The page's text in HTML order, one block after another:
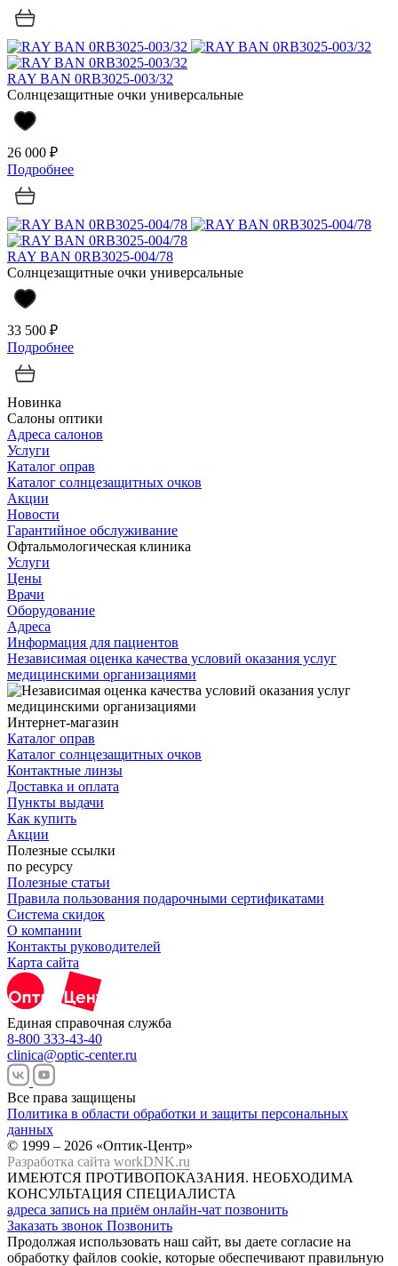
RAY BAN 0RB3025-003/32
Солнцезащитные очки универсальные
26 000 ₽
Подробнее
RAY BAN 0RB3025-004/78
Солнцезащитные очки универсальные
33 500 ₽
Подробнее
Новинка
Салоны оптики
Адреса салонов
Услуги
Каталог оправ
Каталог солнцезащитных очков
Акции
Новости
Гарантийное обслуживание
Офтальмологическая клиника
Услуги
Цены
Врачи
Оборудование
Адреса
Информация для пациентов
Независимая оценка качества условий оказания услуг
медицинскими организациями
Интернет-магазин
Каталог оправ
Каталог солнцезащитных очков
Контактные линзы
Доставка и оплата
Пункты выдачи
Как купить
Акции
Полезные ссылки
по ресурсу
Полезные статьи
Правила пользования подарочными сертификатами
Система скидок
О компании
Контакты руководителей
Карта сайта
Единая справочная служба
8-800 333-43-40
clinica@optic-center.ru
Все права защищены
Политика в области обработки и защиты персональных
данных
© 1999 – 2026 «Оптик-Центр»
Разработка сайта workDNK.ru
ИМЕЮТСЯ ПРОТИВОПОКАЗАНИЯ. НЕОБХОДИМА
КОНСУЛЬТАЦИЯ СПЕЦИАЛИСТА
адреса запись на приём онлайн-чат позвонить
Заказать звонок Позвонить
Продолжая использовать наш сайт, вы даете согласие на
обработку файлов cookie, которые обеспечивают правильную